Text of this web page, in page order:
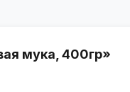
мука, 400гр»